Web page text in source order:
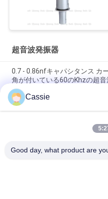
超音波発振器
0.7 - 0.86nfキャパシタンス カ
角が付いている60のKhzの超
20Khz製陶術のトランスデュー
Machingの必要な超音波装置
15Khz N95のための超音波高
Cassie
Good day, what product are